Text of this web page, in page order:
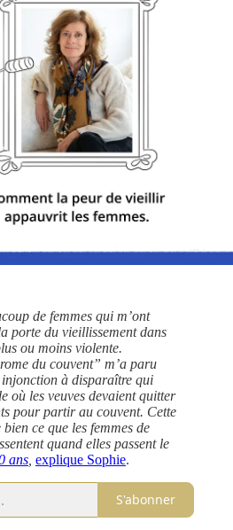
de femmes qui m’ont
porte du vieillissement dans
ou moins violente.
du couvent” m’a paru
à disparaître qui
où les veuves devaient quitter
pour partir au couvent. Cette
ce que les femmes de
quand elles passent le
ans explique Sophie.
S'abonner